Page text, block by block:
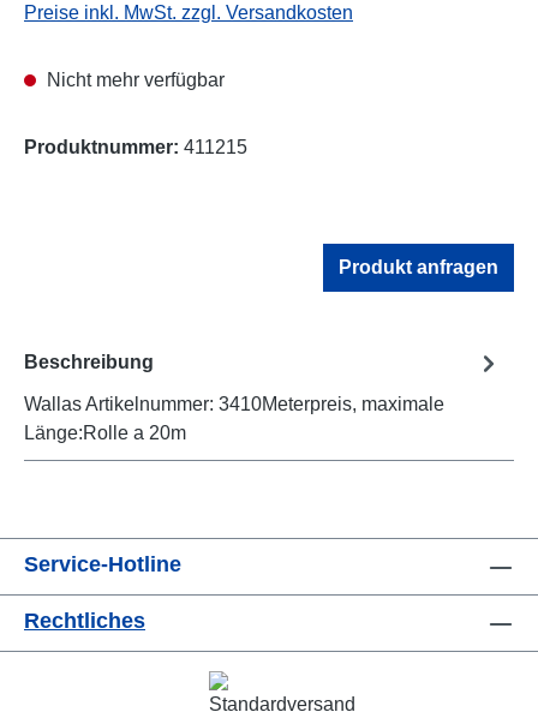
Preise inkl. MwSt. zzgl. Versandkosten
Nicht mehr verfügbar
Produktnummer: 411215
Produkt anfragen
Beschreibung
Wallas Artikelnummer: 3410Meterpreis, maximale
Länge:Rolle a 20m
Service-Hotline
Rechtliches